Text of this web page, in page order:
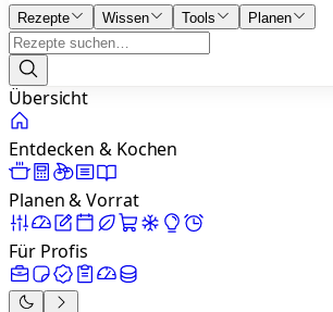
Rezepte Wissen Tools Planen
Übersicht
Entdecken & Kochen
Planen & Vorrat
Für Profis